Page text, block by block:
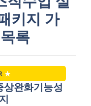
키지 가
록
★
완화기능성